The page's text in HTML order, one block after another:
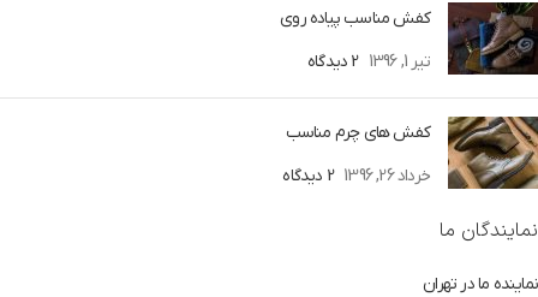
کفش مناسب پیاده روی
تیر 1, 1396
2 دیدگاه
کفش های چرم مناسب
خرداد 26, 1396
2 دیدگاه
نمایندگان ما
نماینده ما در تهران